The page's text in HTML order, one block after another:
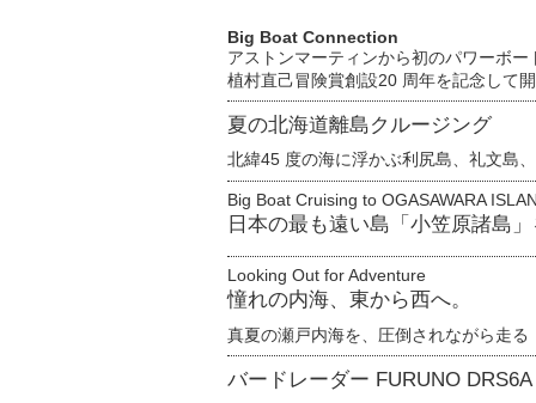
Big Boat Connection
アストンマーティンから初のパワーボ
植村直己冒険賞創設20 周年を記念して
夏の北海道離島クルージング
北緯45 度の海に浮かぶ利尻島、礼文島
Big Boat Cruising to OGASAWARA
日本の最も遠い島「小笠原諸島
Looking Out for Adventure
憧れの内海、東から西へ。
真夏の瀬戸内海を、圧倒されながら走る
バードレーダー FURUNO